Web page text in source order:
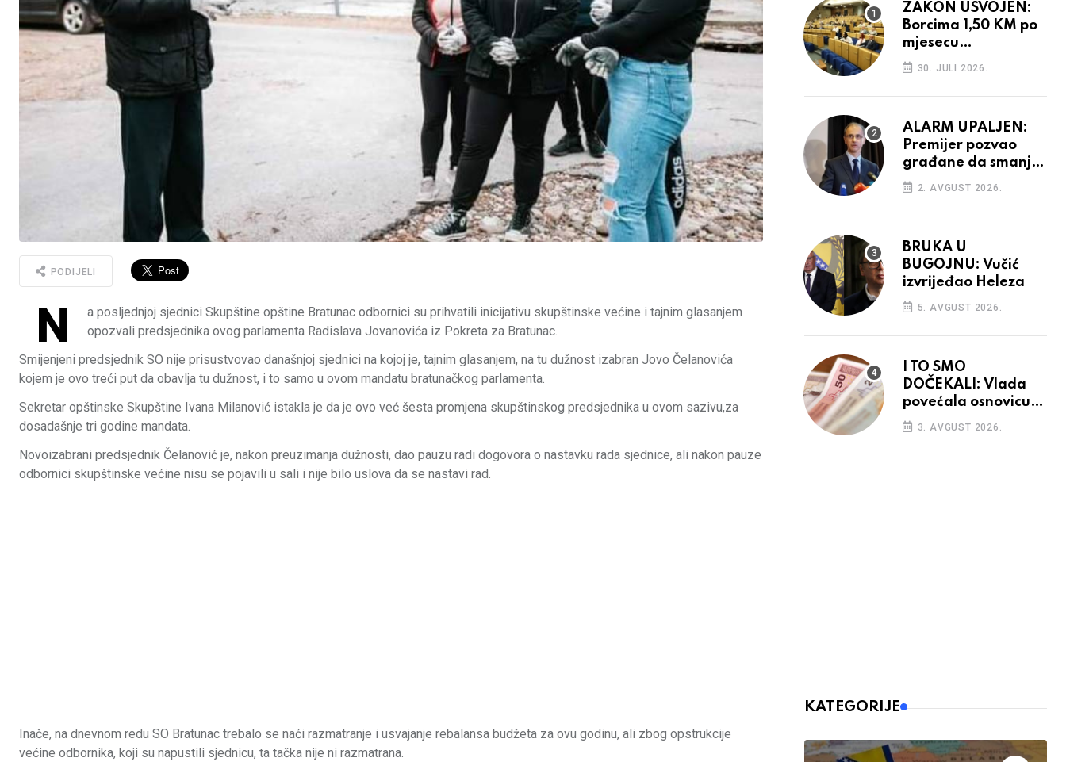
PODIJELI
N
a posljednjoj sjednici Skupštine opštine Bratunac odbornici su prihvatili inicijativu skupštinske većine i tajnim glasanjem
opozvali predsjednika ovog parlamenta Radislava Jovanovića iz Pokreta za Bratunac.
Smijenjeni predsjednik SO nije prisustvovao današnjoj sjednici na kojoj je, tajnim glasanjem, na tu dužnost izabran Jovo Čelanovića
kojem je ovo treći put da obavlja tu dužnost, i to samo u ovom mandatu bratunačkog parlamenta.
Sekretar opštinske Skupštine Ivana Milanović istakla je da je ovo već šesta promjena skupštinskog predsjednika u ovom sazivu,za
dosadašnje tri godine mandata.
Novoizabrani predsjednik Čelanović je, nakon preuzimanja dužnosti, dao pauzu radi dogovora o nastavku rada sjednice, ali nakon pauze
odbornici skupštinske većine nisu se pojavili u sali i nije bilo uslova da se nastavi rad.
Inače, na dnevnom redu SO Bratunac trebalo se naći razmatranje i usvajanje rebalansa budžeta za ovu godinu, ali zbog opstrukcije
većine odbornika, koji su napustili sjednicu, ta tačka nije ni razmatrana.
ZAKON USVOJEN:
Borcima 1,50 KM po
mjesecu
provedenom u ratu
30. JULI 2026.
ALARM UPALJEN:
Premijer pozvao
građane da smanje
potrošnju struje
2. AVGUST 2026.
BRUKA U
BUGOJNU: Vučić
izvrijeđao Heleza
5. AVGUST 2026.
I TO SMO
DOČEKALI: Vlada
povećala osnovicu
za obračun plaća
budžetskim
3. AVGUST 2026.
KATEGORIJE